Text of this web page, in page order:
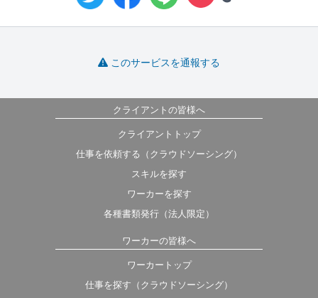
このサービスを通報する
クライアントの皆様へ
クライアントトップ
仕事を依頼する（クラウドソーシング）
スキルを探す
ワーカーを探す
各種書類発行（法人限定）
ワーカーの皆様へ
ワーカートップ
仕事を探す（クラウドソーシング）